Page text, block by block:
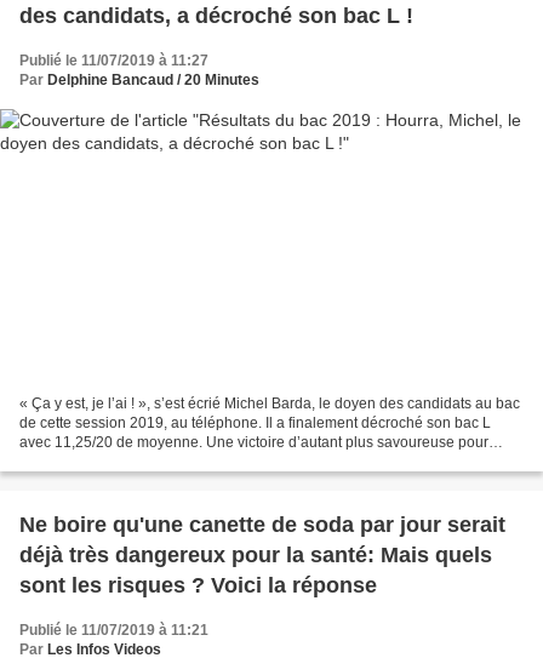
des candidats, a décroché son bac L !
Publié le 11/07/2019 à 11:27
Par Delphine Bancaud / 20 Minutes
« Ça y est, je l’ai ! », s’est écrié Michel Barda, le doyen des candidats au bac
de cette session 2019, au téléphone. Il a finalement décroché son bac L
avec 11,25/20 de moyenne. Une victoire d’autant plus savoureuse pour
Ne boire qu'une canette de soda par jour serait
déjà très dangereux pour la santé: Mais quels
sont les risques ? Voici la réponse
Publié le 11/07/2019 à 11:21
Par Les Infos Videos